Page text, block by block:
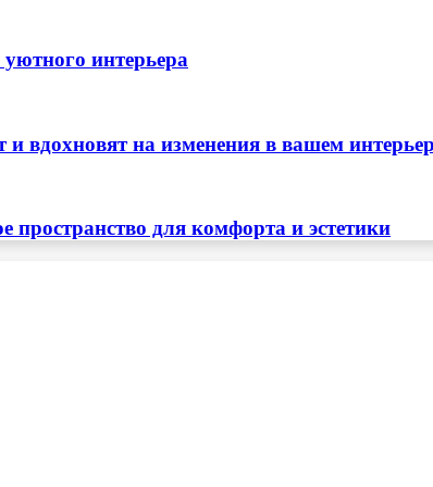
интерьера
вдохновят на изменения в вашем
пространство для комфорта и эстетики